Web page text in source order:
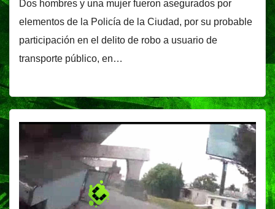
Dos hombres y una mujer fueron asegurados por
elementos de la Policía de la Ciudad, por su probable
participación en el delito de robo a usuario de
transporte público, en…